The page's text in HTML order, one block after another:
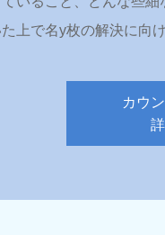
上で名y枚の解決に向
カウ